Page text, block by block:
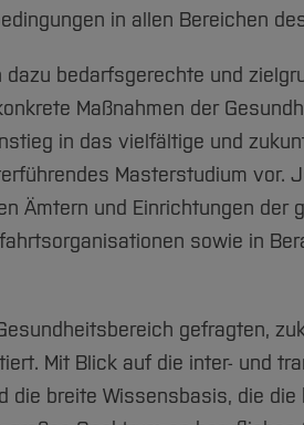
in allen Bereichen
bedarfsgerechte und
Maßnahmen der
in das vielfältige und
Masterstudium vor.
Ämtern und Einrichtungen der
sowie in
gefragten,
Mit Blick auf die inter- und
die breite Wissensbasis, die